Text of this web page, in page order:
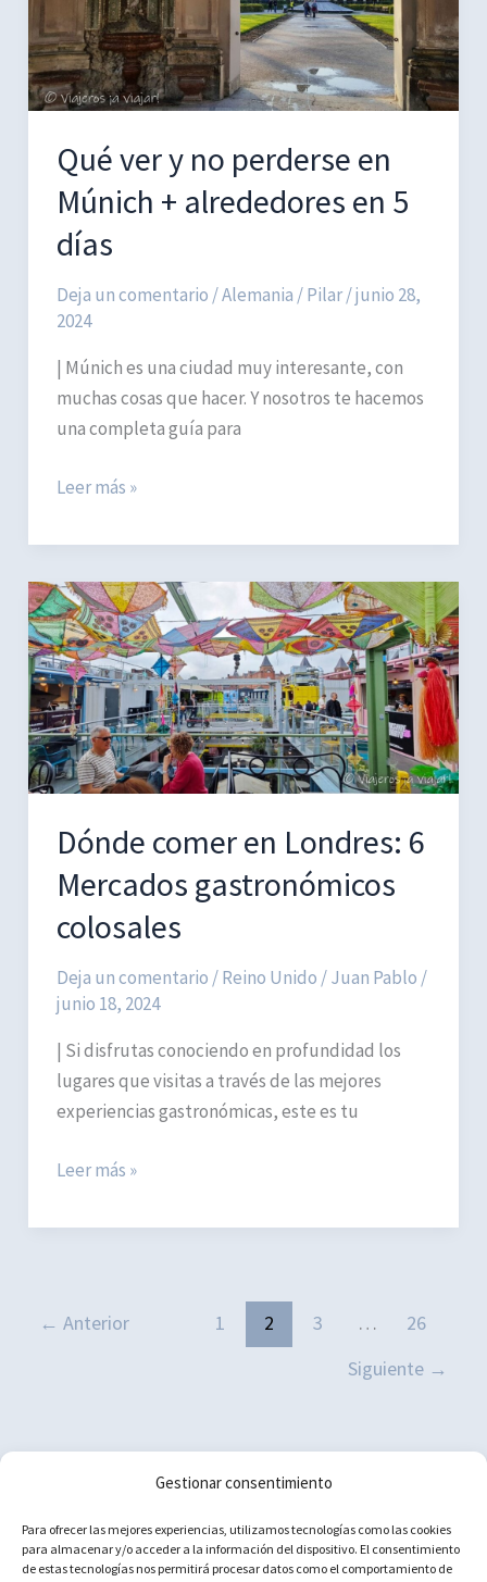
Gestionar consentimiento
Para ofrecer las mejores experiencias, utilizamos tecnologías como las cookies
para almacenar y/o acceder a la información del dispositivo. El consentimiento
de estas tecnologías nos permitirá procesar datos como el comportamiento de
aeropuertos
Qué ver y no perderse en
Múnich + alrededores en 5
días
Deja un comentario/Alemania/Pilar/junio 28,
2024
| Múnich es una ciudad muy interesante, con
muchas cosas que hacer. Y nosotros te hacemos
una completa guía para
Qué
y
no
perderse
en
Múnich
+
alrededores
en
5
Leer más »
Dónde comer en Londres: 6
Mercados gastronómicos
colosales
Deja un comentario /Reino Unido /Juan Pablo /
junio 18, 2024
| Si disfrutas conociendo en profundidad los
lugares que visitas a través de las mejores
experiencias gastronómicas, este es tu
Dónde
en
Mercados
Leer más »
← Anterior 1 2 3 …
26
Siguiente →
Política de cookies (UE)
Aviso Legal